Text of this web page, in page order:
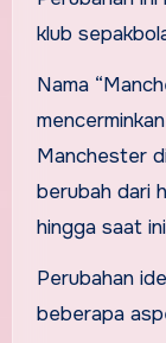
klub
Nama
Manchester
berubah dari
hingga saat
Perubahan
beberapa